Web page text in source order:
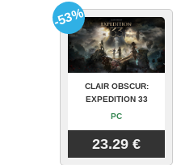
CLAIR OBSCUR:
EXPEDITION 33
PC
23.29 €
-53%